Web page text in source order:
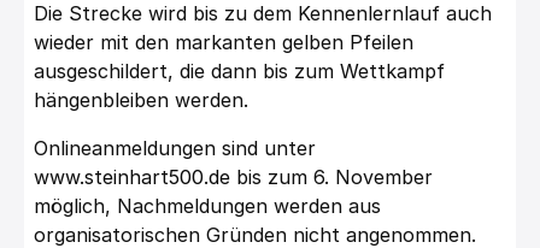
Die Strecke wird bis zu dem Kennenlernlauf auch
wieder mit den markanten gelben Pfeilen
ausgeschildert, die dann bis zum Wettkampf
hängenbleiben werden.
Onlineanmeldungen sind unter
www.steinhart500.de bis zum 6. November
möglich, Nachmeldungen werden aus
organisatorischen Gründen nicht angenommen.